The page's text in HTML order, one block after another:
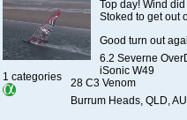
1 categories
Top day! Wind
Stoked to get out
Good turn out
6.2 Severne
iSonic W49
28 C3 Venom
Burrum Heads, QLD, AU